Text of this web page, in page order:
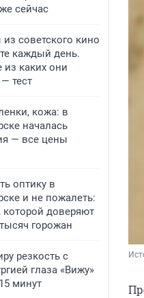
сейчас
советского кино
каждый день.
из каких они
тест
кожа: в
началась
— все цены
оптику в
и не пожалеть:
которой доверяют
горожан
резкость с
глаза «Вижу»
минут